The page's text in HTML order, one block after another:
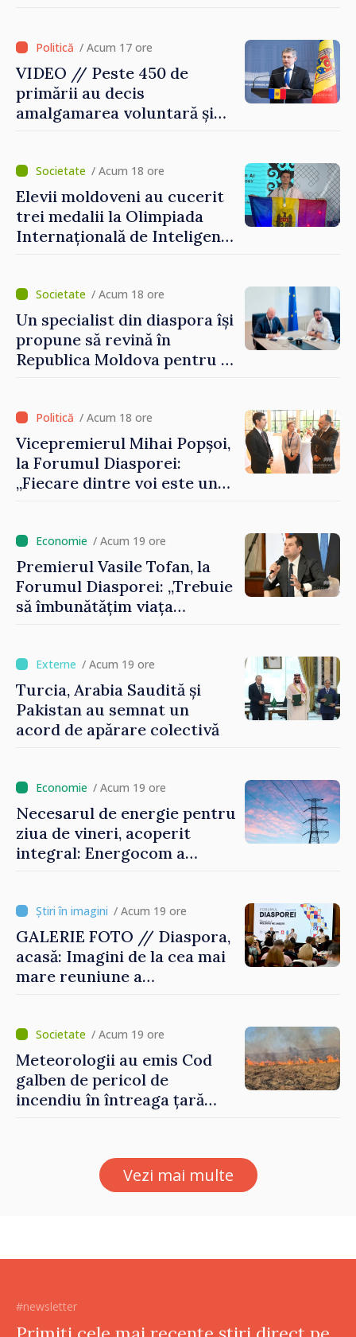
/ Acum 17 ore
VIDEO // Peste 450 de
primării au decis
amalgamarea voluntară și
Grosu: „Este important să
depășim blocajele și să dăm o
șansă localităților să se
dezvolte”
/ Acum 18 ore
Elevii moldoveni au cucerit
trei medalii la Olimpiada
Internațională de Inteligență
/ Acum 18 ore
Un specialist din diaspora își
propune să revină în
Republica Moldova pentru a
/ Acum 18 ore
Vicepremierul Mihai Popșoi,
la Forumul Diasporei:
„Fiecare dintre voi este un
imaginii Republicii Moldova”
/ Acum 19 ore
Premierul Vasile Tofan, la
Forumul Diasporei: „Trebuie
să îmbunătățim viața
/ Acum 19 ore
Turcia, Arabia Saudită și
Pakistan au semnat un
acord de apărare colectivă
/ Acum 19 ore
Necesarul de energie pentru
ziua de vineri, acoperit
integral: Energocom a
/ Acum 19 ore
GALERIE FOTO // Diaspora,
acasă: Imagini de la cea mai
mare reuniune a
/ Acum 19 ore
Meteorologii au emis Cod
galben de pericol de
incendiu în întreaga țară
Vezi mai multe
#newsletter